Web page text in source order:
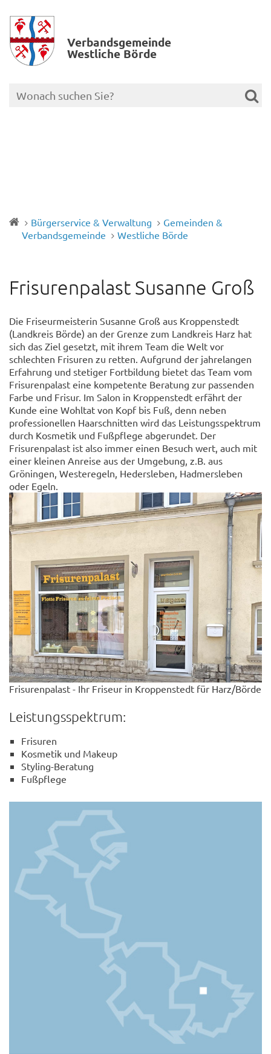
Verbands­gemeinde
Westliche Börde
Bürgerservice & Verwaltung
Gemeinden &
Verbandsgemeinde
Westliche Börde
Frisurenpalast Susanne Groß
Die Friseurmeisterin Susanne Groß aus Kroppenstedt
(Landkreis Börde) an der Grenze zum Landkreis Harz hat
sich das Ziel gesetzt, mit ihrem Team die Welt vor
schlechten Frisuren zu retten. Aufgrund der jahrelangen
Erfahrung und stetiger Fortbildung bietet das Team vom
Frisurenpalast eine kompetente Beratung zur passenden
Farbe und Frisur. Im Salon in Kroppenstedt erfährt der
Kunde eine Wohltat von Kopf bis Fuß, denn neben
professionellen Haarschnitten wird das Leistungsspektrum
durch Kosmetik und Fußpflege abgerundet. Der
Frisurenpalast ist also immer einen Besuch wert, auch mit
einer kleinen Anreise aus der Umgebung, z.B. aus
Gröningen, Westeregeln, Hedersleben, Hadmersleben
oder Egeln.
Frisurenpalast - Ihr Friseur in Kroppenstedt für Harz/Börde
Leistungsspektrum:
Frisuren
Kosmetik und Makeup
Styling-Beratung
Fußpflege